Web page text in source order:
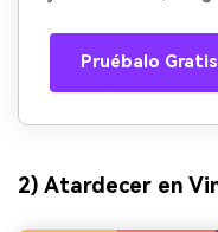
Pruébalo
2) Atardecer en